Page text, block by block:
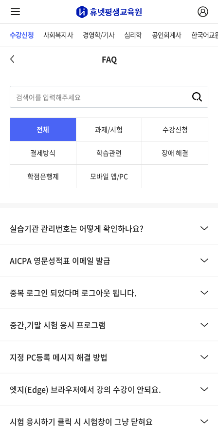
수강신청 사회복지사 경영학/기사 심리학 공인회계사 한국어교
FAQ
전체 과제/시험 수강신청
결제방식 학습관련 장애 해결
학점은행제 모바일 앱/PC
실습기관 관리번호는 어떻게 확인하나요?
AICPA 영문성적표 이메일 발급
중복 로그인 되었다며 로그아웃 됩니다.
중간,기말 시험 응시 프로그램
지정 PC등록 메시지 해결 방법
엣지(Edge) 브라우저에서 강의 수강이 안되요.
시험 응시하기 클릭 시 시험창이 그냥 닫혀요